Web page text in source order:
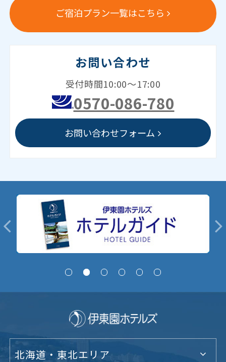
ご宿泊プラン一覧はこちら
お問い合わせ
受付時間10:00～17:00
0570-086-780
お問い合わせフォーム
北海道・東北エリア